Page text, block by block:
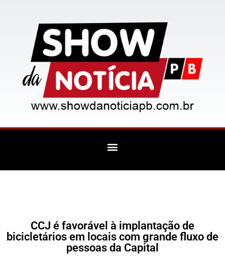
CCJ é favorável à implantação de
bicicletários em locais com grande fluxo de
pessoas da Capital